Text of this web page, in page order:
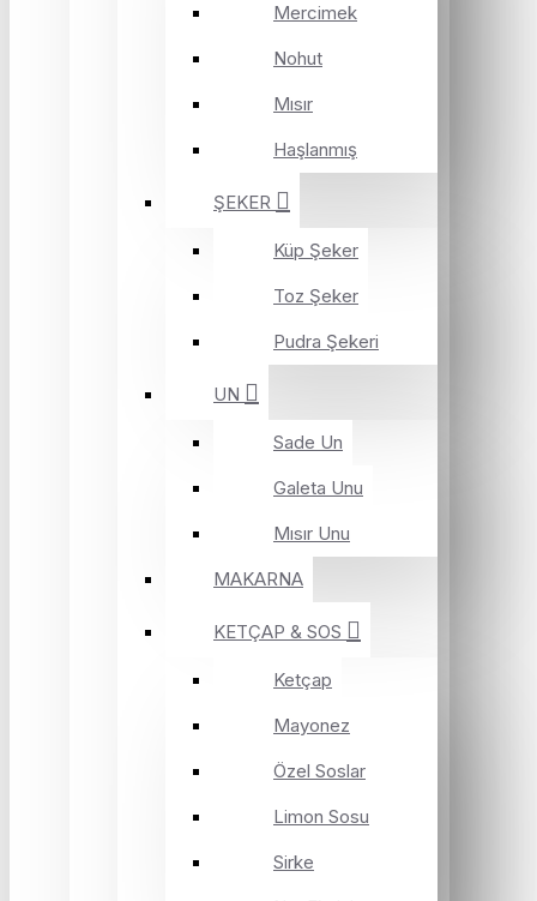
Mercimek
Nohut
Mısır
Haşlanmış
ŞEKER
Küp Şeker
Toz Şeker
Pudra Şekeri
UN
Sade Un
Galeta Unu
Mısır Unu
MAKARNA
KETÇAP & SOS
Ketçap
Mayonez
Özel Soslar
Limon Sosu
Sirke